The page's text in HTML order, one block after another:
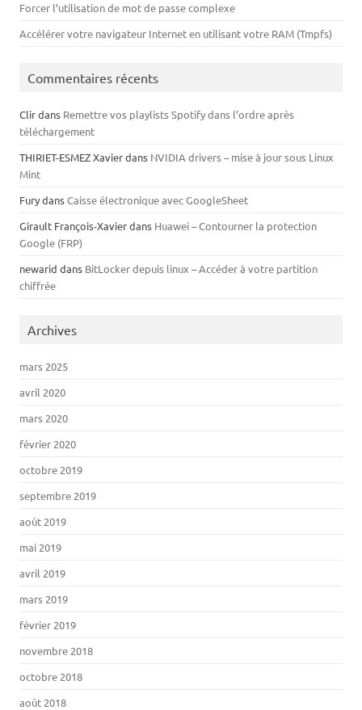
Forcer l’utilisation de mot de passe complexe
Accélérer votre navigateur Internet en utilisant votre RAM (Tmpfs)
Commentaires récents
Clirdans Remettre vos playlists Spotify dans l’ordre après
téléchargement
THIRIET-ESMEZ Xavierdans NVIDIA drivers – mise à jour sous Linux
Mint
FurydansCaisse électronique avec GoogleSheet
Girault François-Xavierdans Huawei – Contourner la protection
Google (FRP)
newarid dans BitLocker depuis linux – Accéder à votre partition
chiffrée
Archives
mars 2025
avril 2020
mars 2020
février 2020
octobre 2019
septembre 2019
août 2019
mai 2019
avril 2019
mars 2019
février 2019
novembre 2018
octobre 2018
août 2018